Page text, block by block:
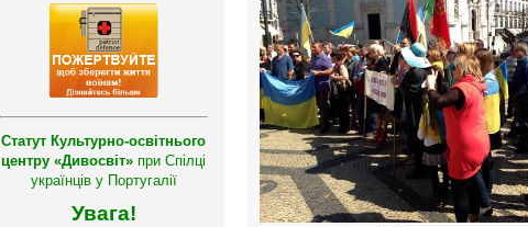
Статут Культурно-освітнього
центру «Дивосвіт» при Спілці
українців у Португалії
Увага!